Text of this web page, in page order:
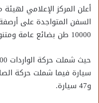
أعلن المركز الإعلامي
10000 طن بضائع عامة ومتنوعة، 675 شاحنة و145 سيارة
و47 سيارة.